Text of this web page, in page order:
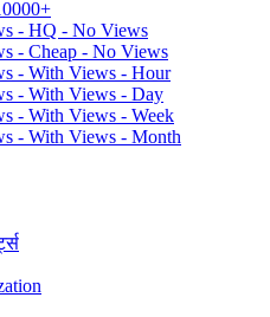
- HQ - No Views
- Cheap - No Views
- With Views - Hour
- With Views - Day
- With Views - Week
- With Views - Month